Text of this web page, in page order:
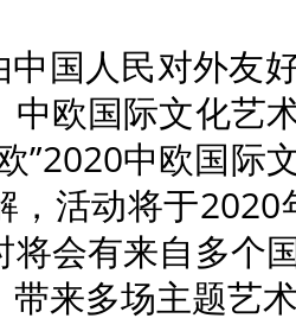
中国人民对外友
中欧国际文化艺
”2020中欧国际
，活动将于
将会有来自多个
带来多场主题艺